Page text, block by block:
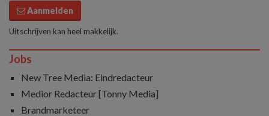
Aanmelden
Uitschrijven kan heel makkelijk.
Jobs
New Tree Media: Eindredacteur
Medior Redacteur [Tonny Media]
Brandmarketeer